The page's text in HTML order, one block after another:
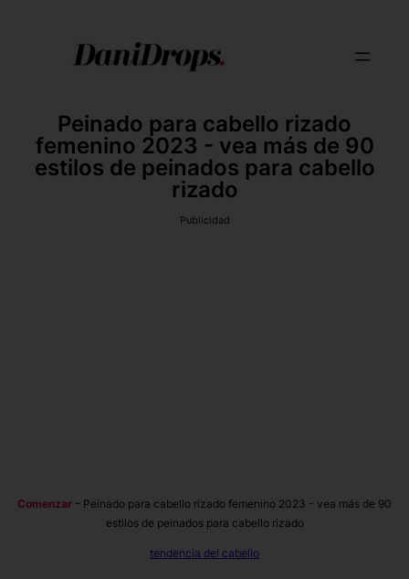
Peinado para cabello rizado
femenino 2023 - vea más de 90
estilos de peinados para cabello
rizado
Publicidad
Comenzar – Peinado para cabello rizado femenino 2023 - vea más de 90
estilos de peinados para cabello rizado
tendencia del cabello